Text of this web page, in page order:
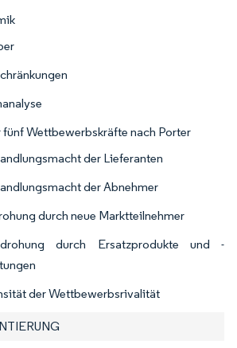
fünf Wettbewerbskräfte nach Porter
der Lieferanten
der Abnehmer
durch neue Marktteilnehmer
durch Ersatzprodukte und -
der Wettbewerbsrivalität